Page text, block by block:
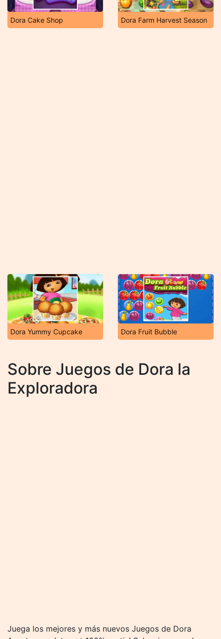
Dora Cake Shop Dora Farm Harvest Season
Dora Yummy Cupcake Dora Fruit Bubble
Sobre Juegos de Dora la
Exploradora
Juega los mejores y más nuevos Juegos de Dora